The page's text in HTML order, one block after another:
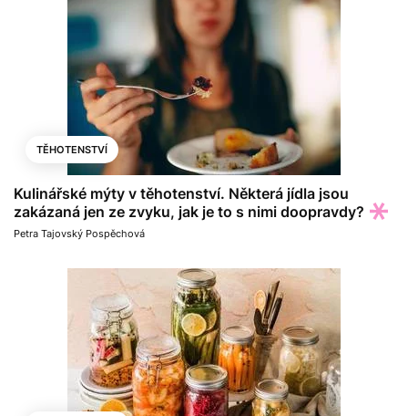
TĚHOTENSTVÍ
Kulinářské mýty v těhotenství. Některá jídla jsou
zakázaná jen ze zvyku, jak je to s nimi doopravdy?
Petra Tajovský Pospěchová